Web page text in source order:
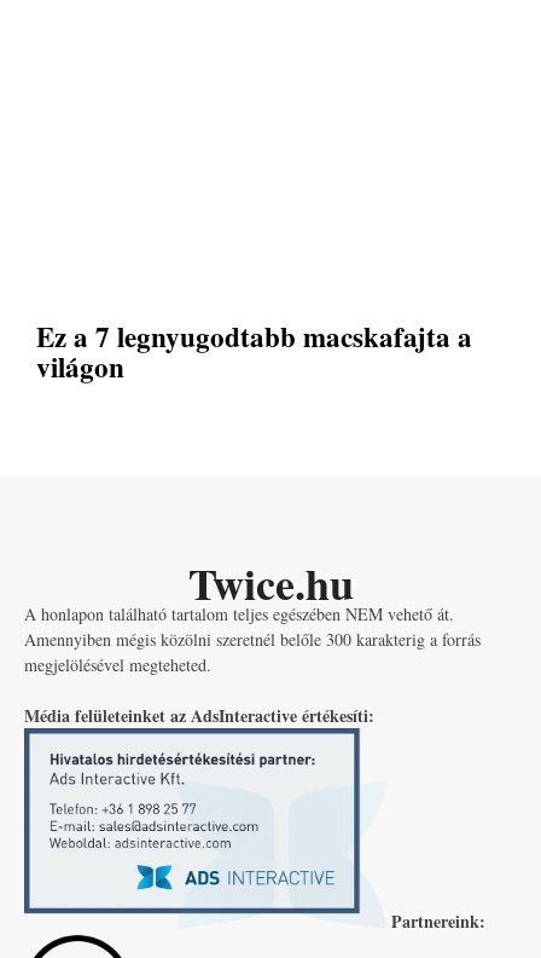
Ez a 7 legnyugodtabb macskafajta a
világon
Twice.hu
A honlapon található tartalom teljes egészében NEM vehető át.
Amennyiben mégis közölni szeretnél belőle 300 karakterig a forrás
megjelölésével megteheted.
Média felületeinket az AdsInteractive értékesíti:
Partnereink: